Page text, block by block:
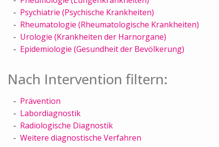
Psychiatrie (Psychische Krankheiten)
Rheumatologie (Rheumatologische Krankheiten)
Urologie (Krankheiten der Harnorgane)
Epidemiologie (Gesundheit der Bevölkerung)
Nach Intervention filtern:
Prävention
Labordiagnostik
Radiologische Diagnostik
Weitere diagnostische Verfahren